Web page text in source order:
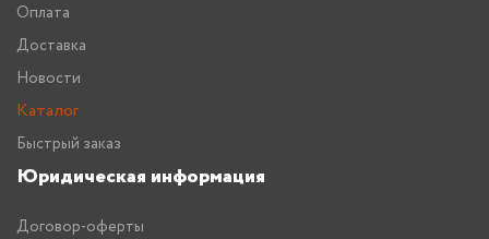
Оплата
Доставка
Новости
Каталог
Быстрый заказ
Юридическая информация
Договор-оферты